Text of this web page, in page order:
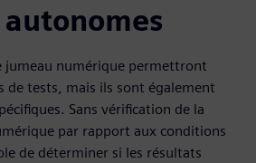
jumeau numérique permettront
de tests, mais ils sont également
Sans vérification de la
par rapport aux conditions
de déterminer si les résultats